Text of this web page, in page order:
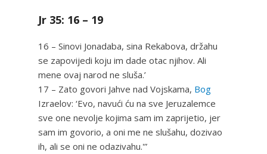
Jr 35: 16 – 19
16 – Sinovi Jonadaba, sina Rekabova, držahu
se zapovijedi koju im dade otac njihov. Ali
mene ovaj narod ne sluša.’
17 – Zato govori Jahve nad Vojskama, Bog
Izraelov: ‘Evo, navući ću na sve Jeruzalemce
sve one nevolje kojima sam im zaprijetio, jer
sam im govorio, a oni me ne slušahu, dozivao
ih, ali se oni ne odazivahu.'”